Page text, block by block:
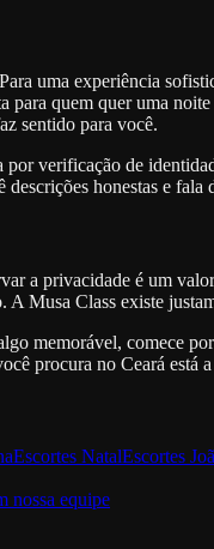
uma experiência
quem quer uma
sentido para você.
por verificação de
descrições honestas e
a privacidade é um
Musa Class existe
memorável, comece
procura no Ceará está
Escortes NatalEscortes
nossa equipe